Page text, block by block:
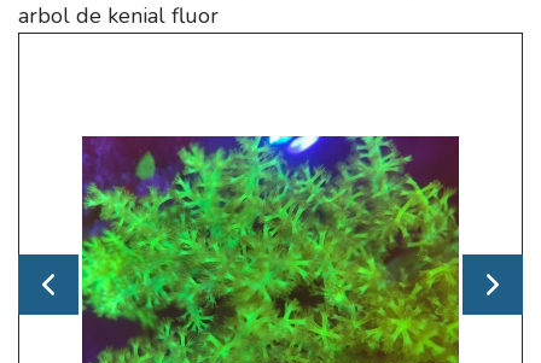
arbol de kenial fluor